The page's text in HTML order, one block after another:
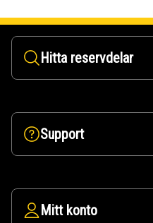
Hitta reservdelar
Support
Mitt konto